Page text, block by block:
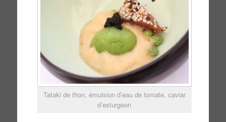
Tataki de thon, émulsion d’eau de tomate, caviar
d’esturgeon